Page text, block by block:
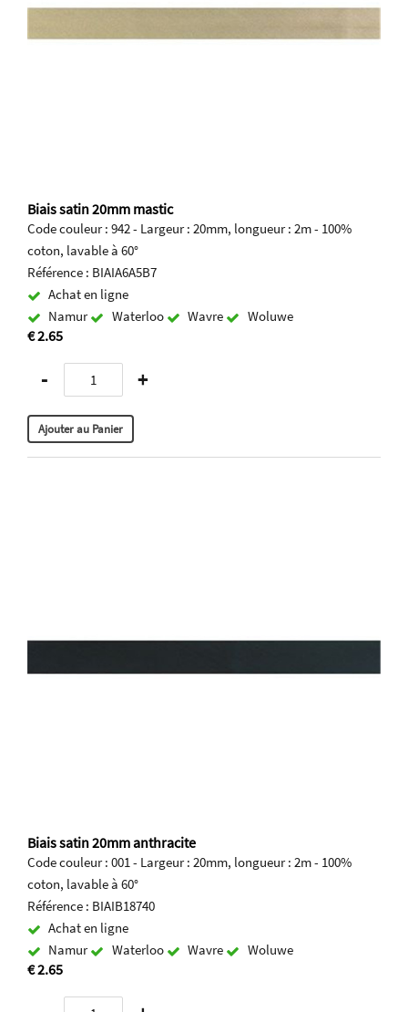
Biais satin 20mm mastic
Code couleur : 942 - Largeur : 20mm, longueur : 2m - 100%
coton, lavable à 60°
Référence : BIAIA6A5B7
Achat en ligne
Namur
Waterloo Wavre Woluwe
€ 2.65
- +
Biais satin 20mm anthracite
Code couleur : 001 - Largeur : 20mm, longueur : 2m - 100%
coton, lavable à 60°
Référence : BIAIB18740
Achat en ligne
Namur
Waterloo Wavre Woluwe
€ 2.65